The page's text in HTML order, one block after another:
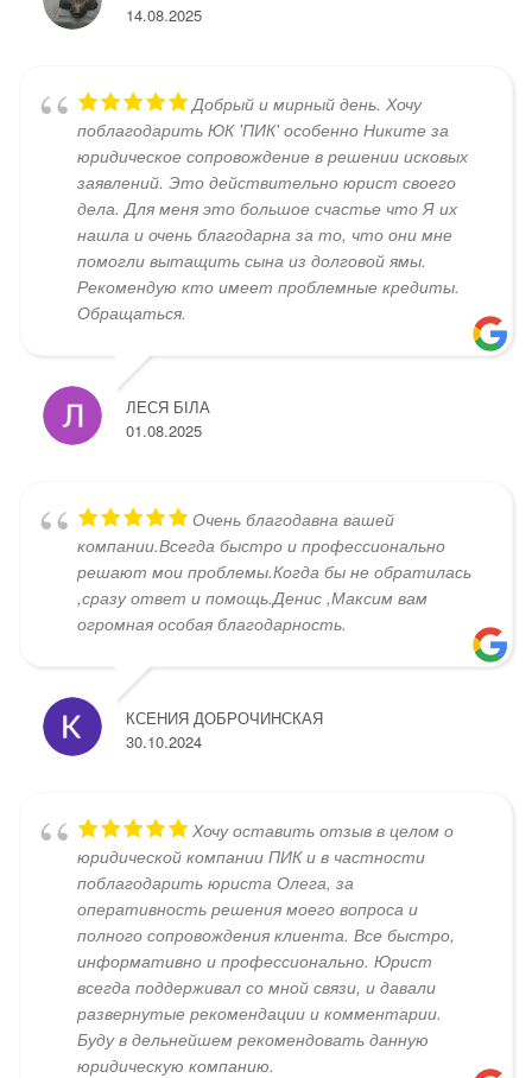
14.08.2025
Добрый и мирный день. Хочу
поблагодарить ЮК 'ПИК' особенно Никите за
юридическое сопровождение в решении исковых
заявлений. Это действительно юрист своего
дела. Для меня это большое счастье что Я их
нашла и очень благодарна за то, что они мне
помогли вытащить сына из долговой ямы.
Рекомендую кто имеет проблемные кредиты.
Обращаться.
ЛЕСЯ БІЛА
01.08.2025
Очень благодавна вашей
компании.Всегда быстро и профессионально
решают мои проблемы.Когда бы не обратилась
,сразу ответ и помощь.Денис ,Максим вам
огромная особая благодарность.
КСЕНИЯ ДОБРОЧИНСКАЯ
30.10.2024
Хочу оставить отзыв в целом о
юридической компании ПИК и в частности
поблагодарить юриста Олега, за
оперативность решения моего вопроса и
полного сопровождения клиента. Все быстро,
информативно и профессионально. Юрист
всегда поддерживал со мной связи, и давали
развернутые рекомендации и комментарии.
Буду в дельнейшем рекомендовать данную
юридическую компанию.